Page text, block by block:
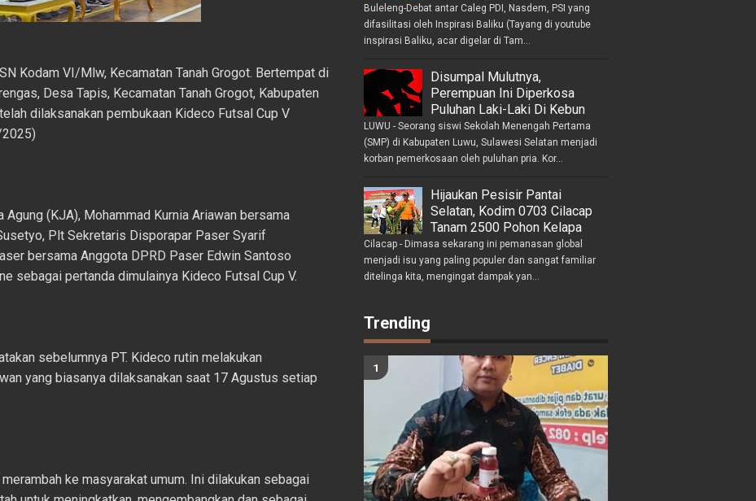
Kodam VI/Mlw, Kecamatan Tanah Grogot. Bertempat di
Desa Tapis, Kecamatan Tanah Grogot, Kabupaten
dilaksanakan pembukaan Kideco Futsal Cup V
(KJA), Mohammad Kurnia Ariawan bersama
Plt Sekretaris Disporapar Paser Syarif
bersama Anggota DPRD Paser Edwin Santoso
sebagai pertanda dimulainya Kideco Futsal Cup V.
sebelumnya PT. Kideco rutin melakukan
yang biasanya dilaksanakan saat 17 Agustus setiap
ke masyarakat umum. Ini dilakukan sebagai
Buleleng-Debat antar Caleg PDI, Nasdem, PSI yang
difasilitasi oleh Inspirasi Baliku (Tayang di youtube
inspirasi Baliku, acar digelar di Tam...
Disumpal Mulutnya,
Perempuan Ini Diperkosa
Puluhan Laki-Laki Di Kebun
LUWU - Seorang siswi Sekolah Menengah Pertama
(SMP) di Kabupaten Luwu, Sulawesi Selatan menjadi
korban pemerkosaan oleh puluhan pria. Kor...
Hijaukan Pesisir Pantai
Selatan, Kodim 0703 Cilacap
Tanam 2500 Pohon Kelapa
Cilacap - Dimasa sekarang ini pemanasan global
menjadi isu yang paling populer dan sangat familiar
ditelinga kita, mengingat dampak yan...
Trending